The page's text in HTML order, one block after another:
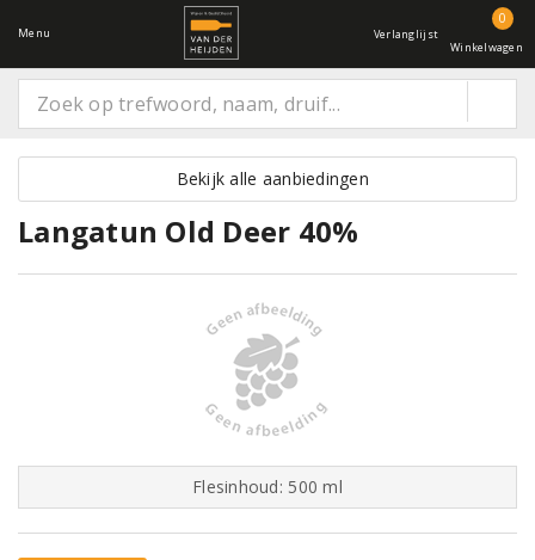
Menu Verlanglijst
0
Winkelwagen
Bekijk alle aanbiedingen
Langatun Old Deer 40%
Flesinhoud: 500 ml